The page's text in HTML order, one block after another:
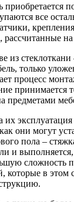
приобретается
все
рассчитанные
из стеклоткани
только
процесс
принимается
предметами
их
они могут
пола –
и
сложность
которые в этом